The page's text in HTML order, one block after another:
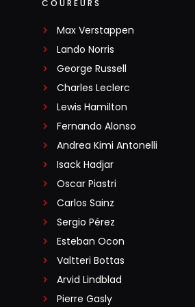
COUREURS
Max Verstappen
Lando Norris
George Russell
Charles Leclerc
Lewis Hamilton
Fernando Alonso
Andrea Kimi Antonelli
Isack Hadjar
Oscar Piastri
Carlos Sainz
Sergio Pérez
Esteban Ocon
Valtteri Bottas
Arvid Lindblad
Pierre Gasly